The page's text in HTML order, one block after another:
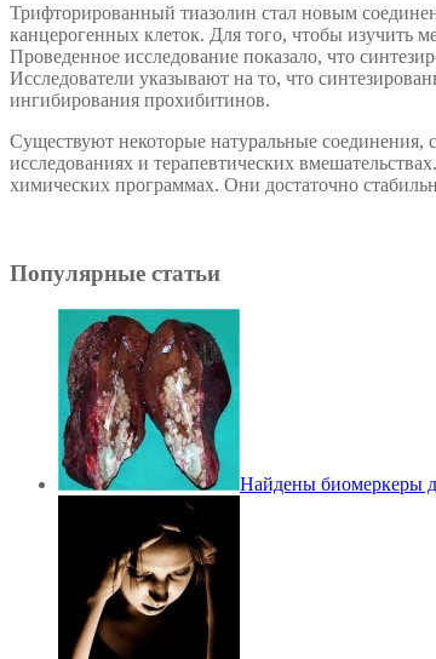
Трифторированный тиазолин стал новым
канцерогенных клеток. Для того, чтобы изучить
Проведенное исследование показало, что
Исследователи указывают на то, что
ингибирования прохибитинов.
Существуют некоторые натуральные
исследованиях и терапевтических
химических программах. Они достаточно
Популярные статьи
Найдены биомеркеры